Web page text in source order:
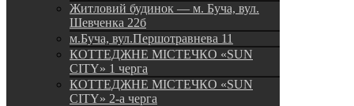
Житловий будинок — м. Буча, вул.
Шевченка 22б
м.Буча, вул.Першотравнева 11
КОТТЕДЖНЕ МІСТЕЧКО «SUN
CITY» 1 черга
КОТТЕДЖНЕ МІСТЕЧКО «SUN
CITY» 2-а черга